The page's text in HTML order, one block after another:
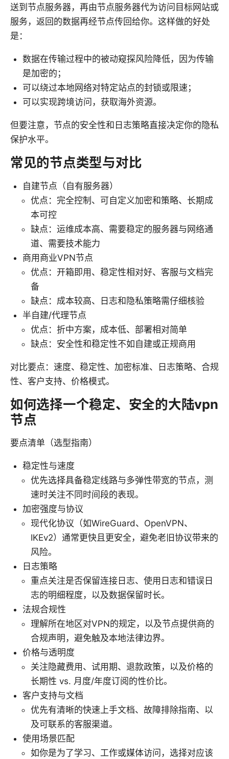
送到节点服务器，再由节点服务器代为访问目标网站或
服务，返回的数据再经节点传回给你。这样做的好处
是：
数据在传输过程中的被动窥探风险降低，因为传输
是加密的；
可以绕过本地网络对特定站点的封锁或限速；
可以实现跨境访问，获取海外资源。
但要注意，节点的安全性和日志策略直接决定你的隐私
保护水平。
常见的节点类型与对比
自建节点（自有服务器）
优点：完全控制、可自定义加密和策略、长期成
本可控
缺点：运维成本高、需要稳定的服务器与网络通
道、需要技术能力
商用商业VPN节点
优点：开箱即用、稳定性相对好、客服与文档完
备
缺点：成本较高、日志和隐私策略需仔细核验
半自建/代理节点
优点：折中方案，成本低、部署相对简单
缺点：安全性和稳定性不如自建或正规商用
对比要点：速度、稳定性、加密标准、日志策略、合规
性、客户支持、价格模式。
如何选择一个稳定、安全的大陆vpn
节点
要点清单（选型指南）
稳定性与速度
优先选择具备稳定线路与多弹性带宽的节点，测
速时关注不同时间段的表现。
加密强度与协议
现代化协议（如WireGuard、OpenVPN、
IKEv2）通常更快且更安全，避免老旧协议带来的
风险。
日志策略
重点关注是否保留连接日志、使用日志和错误日
志的明细程度，以及数据保留时长。
法规合规性
理解所在地区对VPN的规定，以及节点提供商的
合规声明，避免触及本地法律边界。
价格与透明度
关注隐藏费用、试用期、退款政策，以及价格的
长期性 vs. 月度/年度订阅的性价比。
客户支持与文档
优先有清晰的快速上手文档、故障排除指南、以
及可联系的客服渠道。
使用场景匹配
如你是为了学习、工作或媒体访问，选择对应该